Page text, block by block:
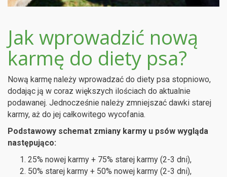
Jak wprowadzić nową
karmę do diety psa?
Nową karmę należy wprowadzać do diety psa stopniowo,
dodając ją w coraz większych ilościach do aktualnie
podawanej. Jednocześnie należy zmniejszać dawki starej
karmy, aż do jej całkowitego wycofania.
Podstawowy schemat zmiany karmy u psów wygląda
następująco:
25% nowej karmy + 75% starej karmy (2-3 dni),
50% starej karmy + 50% nowej karmy (2-3 dni),